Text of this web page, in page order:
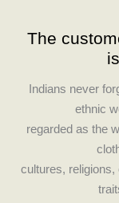
The
Indians never
ethnic
regarded as the
cultures, religions,